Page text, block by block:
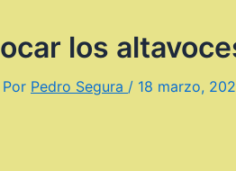
los
Pedro Segura / 18 marzo,